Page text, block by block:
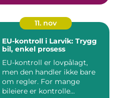
11. nov
EU-kontroll i Larvik: Trygg
bil, enkel prosess
EU-kontroll er lovpålagt,
men den handler ikke bare
om regler. For mange
bileiere er kontrolle...